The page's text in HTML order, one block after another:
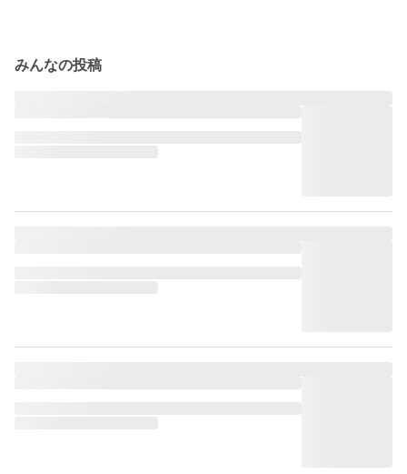
みんなの投稿